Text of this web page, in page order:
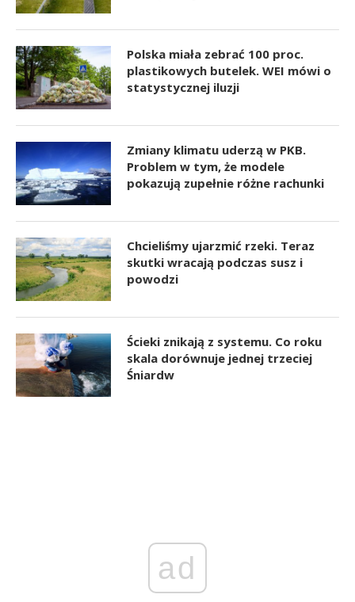
Polska miała zebrać 100 proc.
plastikowych butelek. WEI mówi o
statystycznej iluzji
Zmiany klimatu uderzą w PKB.
Problem w tym, że modele
pokazują zupełnie różne rachunki
Chcieliśmy ujarzmić rzeki. Teraz
skutki wracają podczas susz i
powodzi
Ścieki znikają z systemu. Co roku
skala dorównuje jednej trzeciej
Śniardw
ad